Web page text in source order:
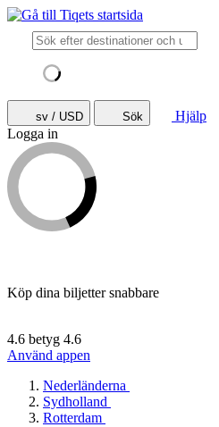
sv / USD Sök
Hjälp
Logga in
Köp dina biljetter snabbare
4.6 betyg 4.6
Använd appen
Nederländerna
Sydholland
Rotterdam